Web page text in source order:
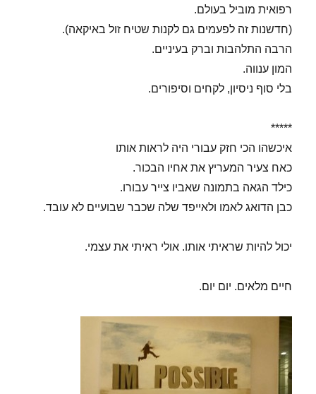
רפואית מוביל בעולם.
(חדשנות זה לפעמים גם לקנות שטיח זול באיקאה).
הרבה התלהבות וברק בעיניים.
המון ענווה.
בלי סוף ניסיון, לקחים וסיפורים.
*****
איכשהו הכי חזק עבורי היה לראות אותו
כאח צעיר המעריץ את אחיו הבכור.
כילד הגאה בתמונה שאביו צייר עבורו.
כבן הדואג לאמו ולאייפד שלה שכבר שבועיים לא עובד.
יכול להיות שראיתי אותו. אולי ראיתי את עצמי.
חיים מלאים. יום יום.